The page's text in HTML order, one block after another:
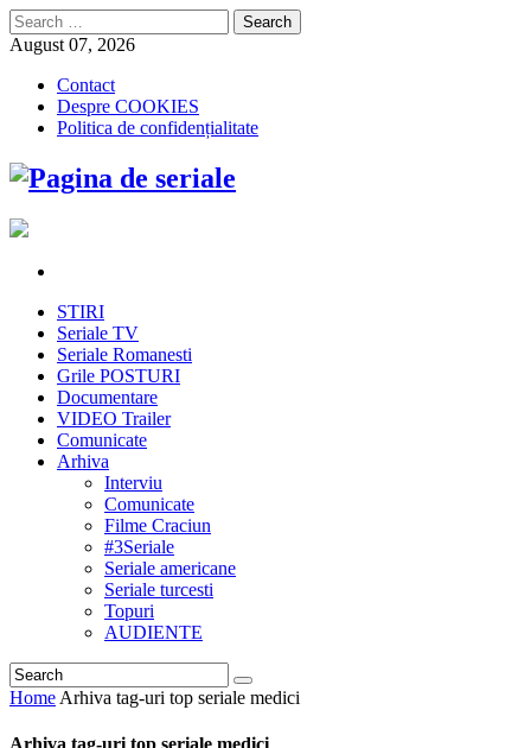
Search
for:
August 07, 2026
Contact
Despre COOKIES
Politica de confidențialitate
STIRI
Seriale TV
Seriale Romanesti
Grile POSTURI
Documentare
VIDEO Trailer
Comunicate
Arhiva
Interviu
Comunicate
Filme Craciun
#3Seriale
Seriale americane
Seriale turcesti
Topuri
AUDIENTE
Home Arhiva tag-uri top seriale medici
Arhiva tag-uri top seriale medici